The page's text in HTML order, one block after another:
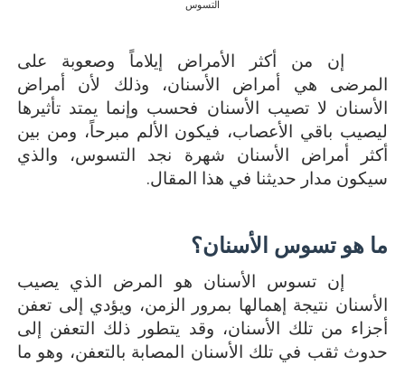
التسوس
إن من أكثر الأمراض إيلاماً وصعوبة على
المرضى هي أمراض الأسنان، وذلك لأن أمراض
الأسنان لا تصيب الأسنان فحسب وإنما يمتد تأثيرها
ليصيب باقي الأعصاب، فيكون الألم مبرحاً، ومن بين
أكثر أمراض الأسنان شهرة نجد التسوس، والذي
سيكون مدار حديثنا في هذا المقال.
ما هو تسوس الأسنان؟
إن تسوس الأسنان هو المرض الذي يصيب
الأسنان نتيجة إهمالها بمرور الزمن، ويؤدي إلى تعفن
أجزاء من تلك الأسنان، وقد يتطور ذلك التعفن إلى
حدوث ثقب في تلك الأسنان المصابة بالتعفن، وهو ما